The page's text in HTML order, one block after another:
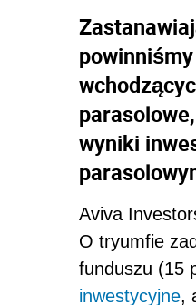
wyniki
Aviva
O tryumfie
funduszu (15
inwestycyjne,